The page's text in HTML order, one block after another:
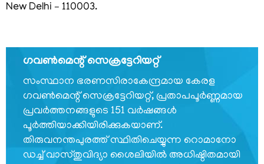
New Delhi – 110003.
ഗവണ്‍മെന്റ് സെക്രട്ടേറിയറ്റ്
സംസ്ഥാന ഭരണസിരാകേന്ദ്രമായ കേരള
ഗവണ്‍മെന്റ് സെക്രട്ടേറിയറ്റ്, പ്രതാപപൂര്‍ണ്ണമായ
പ്രവര്‍ത്തനങ്ങളുടെ 151 വര്‍ഷങ്ങള്‍
പൂര്‍ത്തിയാക്കിയിരിക്കുകയാണ്.
തിരുവനന്തപുരത്ത് സ്ഥിതിചെയ്യുന്ന റൊമാനോ
ഡച്ച് വാസ്തുവിദ്യാ ശൈലിയില്‍ അധിഷ്ഠിതമായി